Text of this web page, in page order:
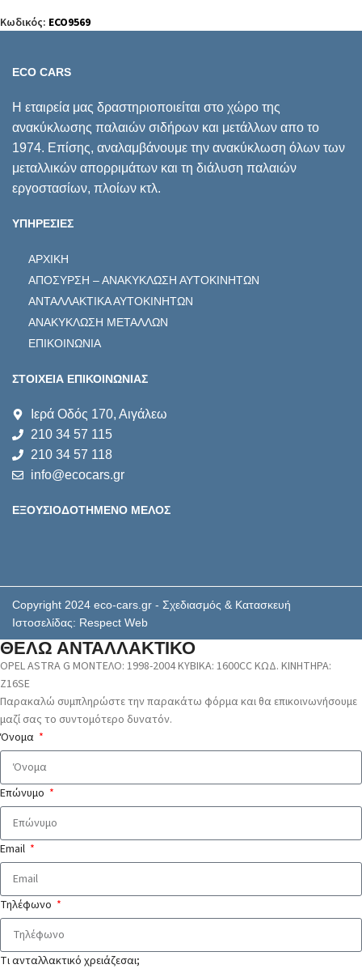
Κωδικός: ECO9569
ECO CARS
Η εταιρεία μας δραστηριοποιείται στο χώρο της
ανακύκλωσης παλαιών σιδήρων και μετάλλων απο το
1974. Επίσης, αναλαμβάνουμε την ανακύκλωση όλων των
μεταλλικών απορριμάτων και τη διάλυση παλαιών
εργοστασίων, πλοίων κτλ.
ΥΠΗΡΕΣΙΕΣ
ΑΡΧΙΚΗ
ΑΠΟΣΥΡΣΗ – ΑΝΑΚΥΚΛΩΣΗ ΑΥΤΟΚΙΝΗΤΩΝ
ΑΝΤΑΛΛΑΚΤΙΚΑ ΑΥΤΟΚΙΝΗΤΩΝ
ΑΝΑΚΥΚΛΩΣΗ ΜΕΤΑΛΛΩΝ
ΕΠΙΚΟΙΝΩΝΙΑ
ΣΤΟΙΧΕΙΑ ΕΠΙΚΟΙΝΩΝΙΑΣ
Ιερά Οδός 170, Αιγάλεω
210 34 57 115
210 34 57 118
info@ecocars.gr
ΕΞΟΥΣΙΟΔΟΤΗΜΕΝΟ ΜΕΛΟΣ
Copyright 2024 eco-cars.gr - Σχεδιασμός & Κατασκευή
Ιστοσελίδας: Respect Web
ΘΕΛΩ ΑΝΤΑΛΛΑΚΤΙΚΟ
OPEL ASTRA G ΜΟΝΤΕΛΟ: 1998-2004 ΚΥΒΙΚΑ: 1600CC ΚΩΔ. ΚΙΝΗΤΗΡΑ:
Z16SE
Παρακαλώ συμπληρώστε την παρακάτω φόρμα και θα επικοινωνήσουμε
μαζί σας το συντομότερο δυνατόν.
Όνομα
Επώνυμο
Email
Τηλέφωνο
Τι ανταλλακτικό χρειάζεσαι;